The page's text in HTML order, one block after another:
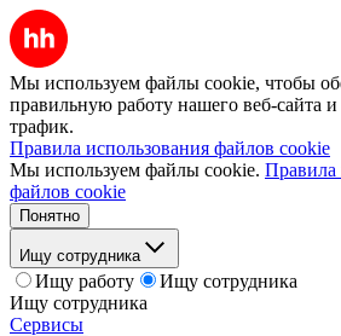
Мы используем файлы cookie, чтобы
правильную работу нашего веб-сайта и
трафик.
Правила использования файлов cookie
Мы используем файлы cookie. Правила
файлов cookie
Понятно
Ищу сотрудника
Ищу работу
Ищу сотрудника
Ищу сотрудника
Сервисы